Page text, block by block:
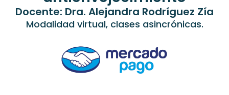
Docente: Dra. Alejandra Rodríguez Zía
Modalidad virtual, clases asincrónicas.